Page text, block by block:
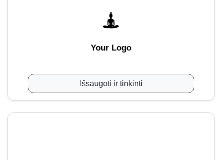
Your Logo
Išsaugoti ir tinkinti